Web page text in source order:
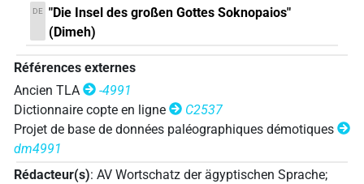
DE "Die Insel des großen Gottes Soknopaios"
(Dimeh)
Références externes
Ancien TLA
-4991
Dictionnaire copte en ligne
C2537
Projet de base de données paléographiques démotiques
dm4991
Rédacteur(s): AV Wortschatz der ägyptischen Sprache;